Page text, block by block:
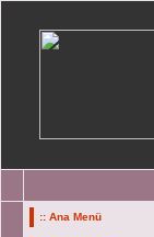
:: Ana Menü